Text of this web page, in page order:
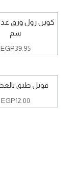
سم
EGP39.95
فويل طبق
EGP12.00